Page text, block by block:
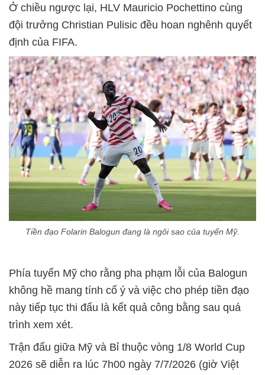
Ở chiều ngược lại, HLV Mauricio Pochettino cùng
đội trưởng Christian Pulisic đều hoan nghênh quyết
định của FIFA.
Tiền đạo Folarin Balogun đang là ngôi sao của tuyển Mỹ.
Phía tuyển Mỹ cho rằng pha phạm lỗi của Balogun
không hề mang tính cố ý và việc cho phép tiền đạo
này tiếp tục thi đấu là kết quả công bằng sau quá
trình xem xét.
Trận đấu giữa Mỹ và Bỉ thuộc vòng 1/8 World Cup
2026 sẽ diễn ra lúc 7h00 ngày 7/7/2026 (giờ Việt